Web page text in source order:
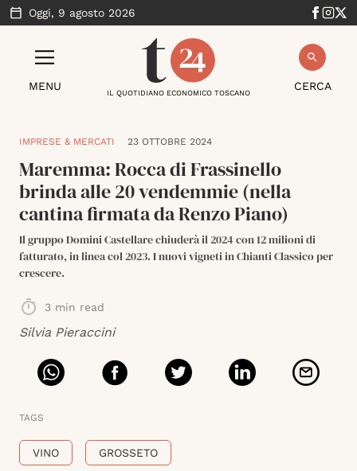
Oggi, 9 agosto 2026
MENU CERCA
IL QUOTIDIANO ECONOMICO TOSCANO
IMPRESE & MERCATI 23 OTTOBRE 2024
Maremma: Rocca di Frassinello
brinda alle 20 vendemmie (nella
cantina firmata da Renzo Piano)
Il gruppo Domini Castellare chiuderà il 2024 con 12 milioni di
fatturato, in linea col 2023. I nuovi vigneti in Chianti Classico per
crescere.
3 min read
Silvia Pieraccini
TAGS
VINO GROSSETO